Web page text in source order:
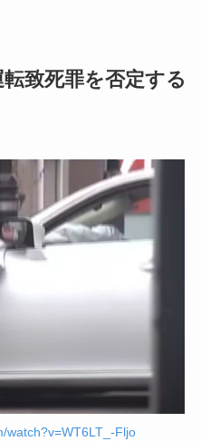
致死罪を否定する
watch?v=WT6LT_-Fljo